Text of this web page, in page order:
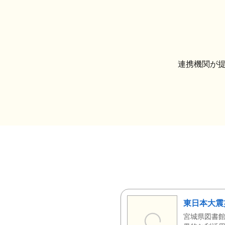
連携機関が
東日本大
宮城県図書